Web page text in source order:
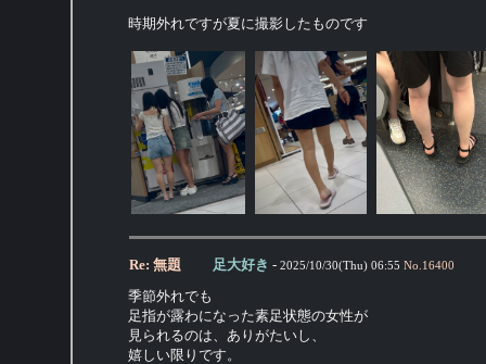
時期外れですが夏に撮影したものです
Re: 無題 足大好き - 2025/10/30(Thu) 06:55 No. 16400
季節外れでも
足指が露わになった素足状態の女性が
見られるのは、ありがたいし、
嬉しい限りです。